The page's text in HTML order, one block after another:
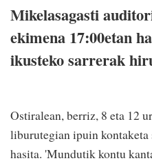
Mikelasagasti
ekimena 17:00etan
ikusteko sarrerak
Ostiralean, berriz, 8 eta 12
liburutegian ipuin kontaketa
hasita. 'Mundutik kontu